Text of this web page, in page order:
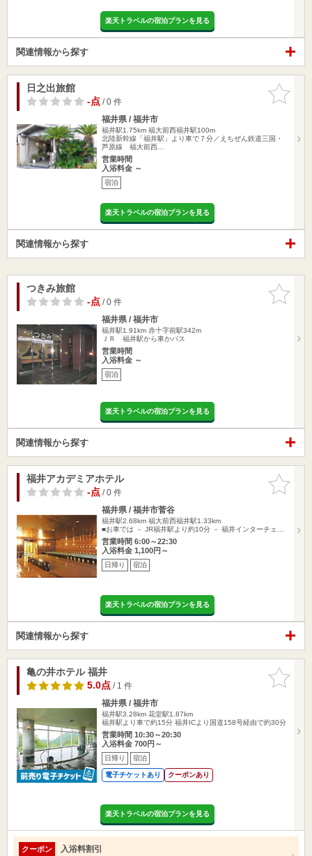
楽天トラベルの宿泊プランを見る
関連情報から探す
お気に入
りに追加
日之出旅館
-点/ 0 件
福井県 / 福井市
福井駅1.75km 福大前西福井駅100m
北陸新幹線「福井駅」より車で７分／えちぜん鉄道三国・
芦原線 福大前西…
営業時間
入浴料金 ～
宿泊
楽天トラベルの宿泊プランを見る
関連情報から探す
お気に入
りに追加
つきみ旅館
-点/ 0 件
福井県 / 福井市
福井駅1.91km 赤十字前駅342m
ＪＲ 福井駅から車かバス
営業時間
入浴料金 ～
宿泊
楽天トラベルの宿泊プランを見る
関連情報から探す
お気に入
りに追加
福井アカデミアホテル
-点/ 0 件
福井県 / 福井市菅谷
福井駅2.68km 福大前西福井駅1.33km
■お車では － JR福井駅より約10分 － 福井インターチェ…
営業時間 6:00～22:30
入浴料金 1,100円～
日帰り 宿泊
楽天トラベルの宿泊プランを見る
関連情報から探す
お気に入
りに追加
亀の井ホテル 福井
5.0点/ 1 件
福井県 / 福井市
福井駅3.28km 花堂駅1.87km
福井駅より車で約15分 福井ICより国道158号経由で約30分
営業時間 10:30～20:30
入浴料金 700円～
日帰り 宿泊
電子チケットあり クーポンあり
楽天トラベルの宿泊プランを見る
クーポン 入浴料割引